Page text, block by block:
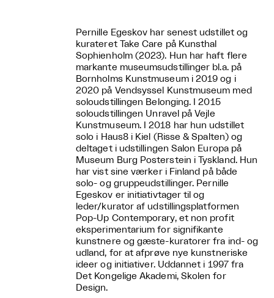
Pernille Egeskov har senest udstillet og
kurateret Take Care på Kunsthal
Sophienholm (2023). Hun har haft flere
markante museumsudstillinger bl.a. på
Bornholms Kunstmuseum i 2019 og i
2020 på Vendsyssel Kunstmuseum med
soloudstillingen Belonging. I 2015
soloudstillingen Unravel på Vejle
Kunstmuseum. I 2018 har hun udstillet
solo i Haus8 i Kiel (Risse & Spalten) og
deltaget i udstillingen Salon Europa på
Museum Burg Posterstein i Tyskland. Hun
har vist sine værker i Finland på både
solo- og gruppeudstillinger. Pernille
Egeskov er initiativtager til og
leder/kurator af udstillingsplatformen
Pop-Up Contemporary, et non profit
eksperimentarium for signifikante
kunstnere og gæste-kuratorer fra ind- og
udland, for at afprøve nye kunstneriske
ideer og initiativer. Uddannet i 1997 fra
Det Kongelige Akademi, Skolen for
Design.